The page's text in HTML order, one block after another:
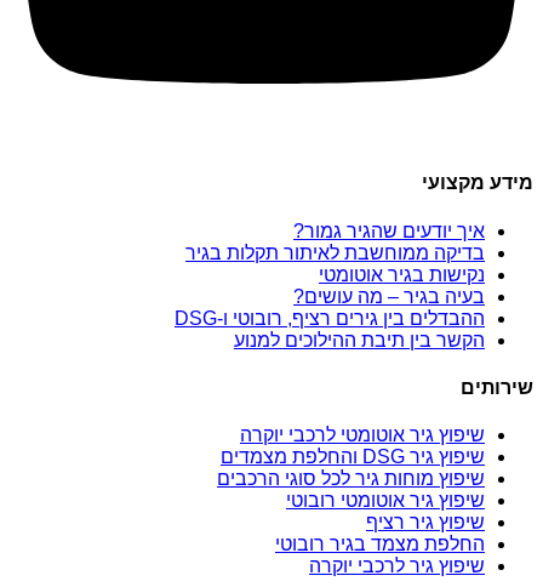
מידע מקצועי
איך יודעים שהגיר גמור?
בדיקה ממוחשבת לאיתור תקלות בגיר
נקישות בגיר אוטומטי
בעיה בגיר – מה עושים?
ההבדלים בין גירים רציף, רובוטי ו-DSG
הקשר בין תיבת ההילוכים למנוע
שירותים
שיפוץ גיר אוטומטי לרכבי יוקרה
שיפוץ גיר DSG והחלפת מצמדים
שיפוץ מוחות גיר לכל סוגי הרכבים
שיפוץ גיר אוטומטי רובוטי
שיפוץ גיר רציף
החלפת מצמד בגיר רובוטי
שיפוץ גיר לרכבי יוקרה